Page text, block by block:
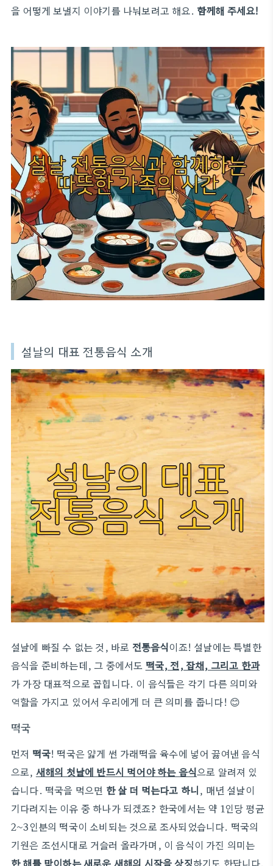
을 어떻게 보낼지 이야기를 나눠보려고 해요. 함께해 주세요!
설날의 대표 전통음식 소개
설날에 빠질 수 없는 것, 바로 전통음식이죠! 설날에는 특별한
음식을 준비하는데, 그 중에서도 떡국, 전, 잡채, 그리고 한과
가 가장 대표적으로 꼽힙니다. 이 음식들은 각기 다른 의미와
역할을 가지고 있어서 우리에게 더 큰 의미를 줍니다! 😊
떡국
먼저 떡국! 떡국은 얇게 썬 가래떡을 육수에 넣어 끓여낸 음식
으로, 새해의 첫날에 반드시 먹어야 하는 음식으로 알려져 있
습니다. 떡국을 먹으면 한 살 더 먹는다고 하니, 매년 설날이
기다려지는 이유 중 하나가 되겠죠? 한국에서는 약 1인당 평균
2~3인분의 떡국이 소비되는 것으로 조사되었습니다. 떡국의
기원은 조선시대로 거슬러 올라가며, 이 음식이 가진 의미는
한 해를 맞이하는 새로운 새해의 시작을 상징하기도 한답니다.